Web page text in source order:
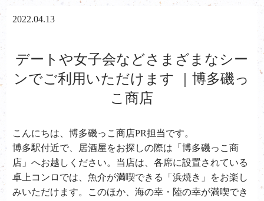
2022.04.13
デートや女子会などさまざまなシー
ンでご利用いただけます ｜博多磯っ
こ商店
こんにちは、博多磯っこ商店PR担当です。
博多駅付近で、居酒屋をお探しの際は「博多磯っこ商
店」へお越しください。当店は、各席に設置されている
卓上コンロでは、魚介が満喫できる「浜焼き」をお楽し
みいただけます。このほか、海の幸・陸の幸が満喫でき